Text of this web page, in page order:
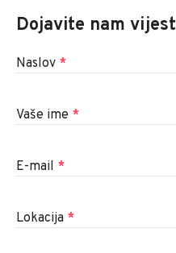
Dojavite nam vijest
Naslov *
Vaše ime *
E-mail *
Lokacija *